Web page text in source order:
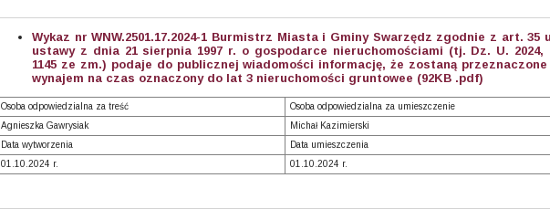
Wykaz nr WNW.2501.17.2024-1 Burmistrz Miasta i Gminy Swarzędz zgodnie z art. 35
ustawy z dnia 21 sierpnia 1997 r. o gospodarce nieruchomościami (tj. Dz. U. 2024,
1145 ze zm.) podaje do publicznej wiadomości informację, że zostaną przeznaczone
wynajem na czas oznaczony do lat 3 nieruchomości gruntowee (92KB .pdf)
Osoba odpowiedzialna za treść
Osoba odpowiedzialna za umieszczenie
Agnieszka Gawrysiak
Michał Kazimierski
Data wytworzenia
Data umieszczenia
01.10.2024 r.
01.10.2024 r.